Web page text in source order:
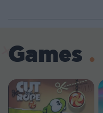
Games